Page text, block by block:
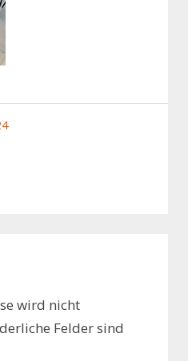
wird nicht
Felder sind